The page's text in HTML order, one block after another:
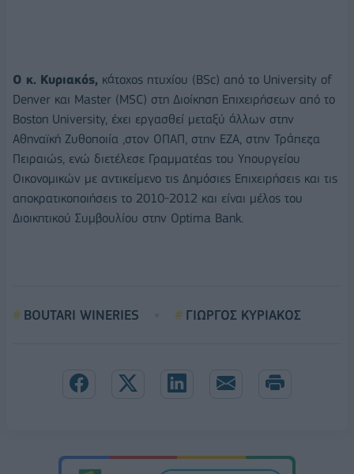
Ο κ. Κυριακός, κάτοχος πτυχίου (BSc) από το University of
Denver και Master (MSC) στη Διοίκηση Επιχειρήσεων από το
Boston University, έχει εργασθεί μεταξύ άλλων στην
Αθηναϊκή Ζυθοποιία ,στον ΟΠΑΠ, στην ΕΖΑ, στην Τράπεζα
Πειραιώς, ενώ διετέλεσε Γραμματέας του Υπουργείου
Οικονομικών με αντικείμενο τις Δημόσιες Επιχειρήσεις και τις
αποκρατικοποιήσεις το 2010-2012 και είναι μέλος του
Διοικητικού Συμβουλίου στην Optima Bank.
BOUTARI WINERIES ΓΙΩΡΓΟΣ ΚΥΡΙΑΚΟΣ